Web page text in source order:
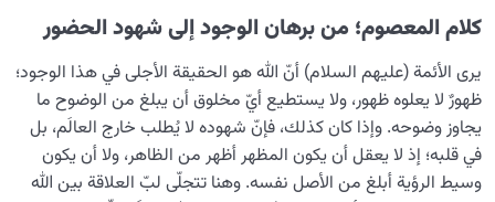
كلام المعصوم؛ من برهان الوجود إلى شهود الحضور
يرى الأئمة (عليهم السلام) أنّ الله هو الحقيقة الأجلى في هذا الوجود؛
ظهورٌ لا يعلوه ظهور، ولا يستطيع أيّ مخلوق أن يبلغ من الوضوح ما
يجاوز وضوحه. وإذا كان كذلك، فإنّ شهوده لا يُطلب خارج العالَم، بل
في قلبه؛ إذ لا يعقل أن يكون المظهر أظهر من الظاهر، ولا أن يكون
وسيط الرؤية أبلغ من الأصل نفسه. وهنا تتجلّى لبّ العلاقة بين الله